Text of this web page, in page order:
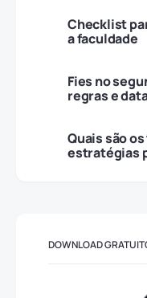
Checklist
a faculdade
Fies no
regras e
Quais são
estratégias
DOWNLOAD